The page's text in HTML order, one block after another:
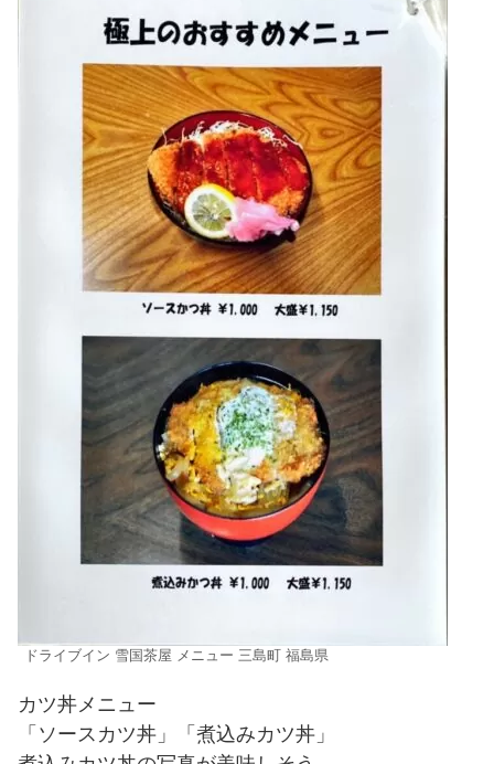
ドライブイン 雪国茶屋 メニュー 三島町 福島県
カツ丼メニュー
「ソースカツ丼」「煮込みカツ丼」